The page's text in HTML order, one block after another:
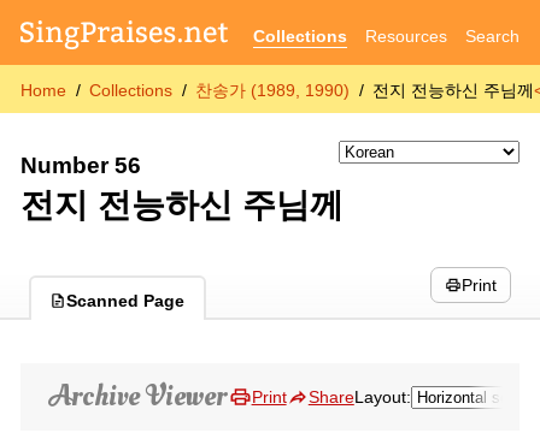
Collections Resources Search
Home Collections 찬송가 (1989, 1990) 전지 전능하신 주님께
Number 56
전지 전능하신 주님께
Scanned Page
Print